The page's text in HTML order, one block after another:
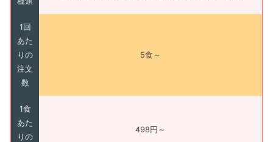
1回
あた
りの
注文
数
5食～
1食
あた
りの
498円～